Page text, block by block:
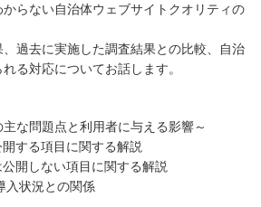
らない自治体ウェブサイトクオリティの
過去に実施した調査結果との比較、自治
る対応についてお話します。
な問題点と利用者に与える影響～
開する項目に関する解説
公開しない項目に関する解説
入状況との関係